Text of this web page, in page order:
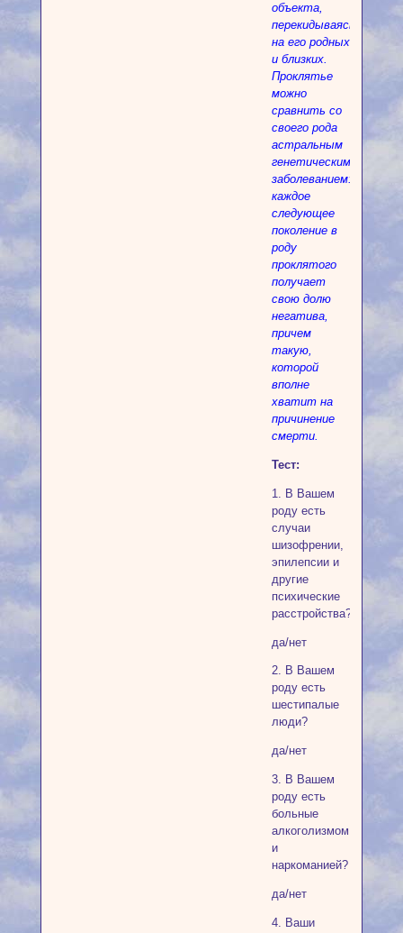
объекта,
перекидываясь
на его родных
и близких.
Проклятье
можно
сравнить со
своего рода
астральным
генетическим
заболеванием:
каждое
следующее
поколение в
роду
проклятого
получает
свою долю
негатива,
причем
такую,
которой
вполне
хватит на
причинение
смерти.
Тест:
1. В Вашем
роду есть
случаи
шизофрении,
эпилепсии и
другие
психические
расстройства?
да/нет
2. В Вашем
роду есть
шестипалые
люди?
да/нет
3. В Вашем
роду есть
больные
алкоголизмом
и
наркоманией?
да/нет
4. Ваши